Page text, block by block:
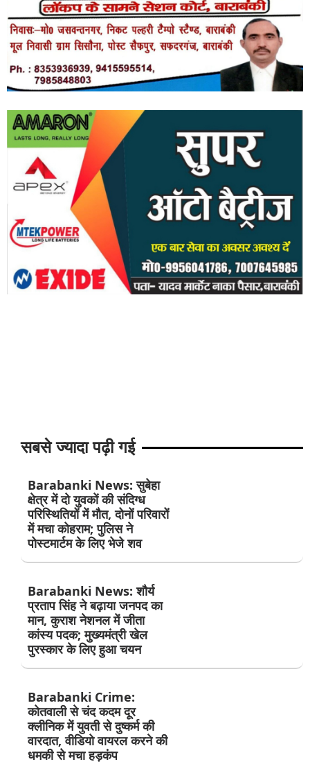
सबसे ज्यादा पढ़ी गई
Barabanki News: सुबेहा
क्षेत्र में दो युवकों की संदिग्ध
परिस्थितियों में मौत, दोनों परिवारों
में मचा कोहराम; पुलिस ने
पोस्टमार्टम के लिए भेजे शव
Barabanki News: शौर्य
प्रताप सिंह ने बढ़ाया जनपद का
मान, कुराश नेशनल में जीता
कांस्य पदक; मुख्यमंत्री खेल
पुरस्कार के लिए हुआ चयन
Barabanki Crime:
कोतवाली से चंद कदम दूर
क्लीनिक में युवती से दुष्कर्म की
वारदात, वीडियो वायरल करने की
धमकी से मचा हड़कंप